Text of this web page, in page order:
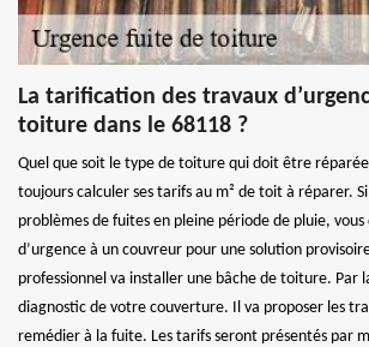
La tarification des travaux
toiture dans le 68118 ?
Quel que soit le type de toiture qui doit être
toujours calculer ses tarifs au m² de toit à réparer. Si
problèmes de fuites en pleine période de pluie, vous
d’urgence à un couvreur pour une solution
professionnel va installer une bâche de toiture. Par
diagnostic de votre couverture. Il va proposer les
remédier à la fuite. Les tarifs seront présentés par